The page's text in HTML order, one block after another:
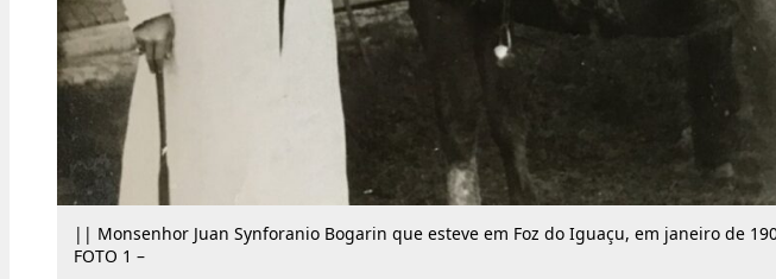
|| Monsenhor Juan Synforanio Bogarin que esteve em Foz do Iguaçu, em janeiro de
FOTO 1 –